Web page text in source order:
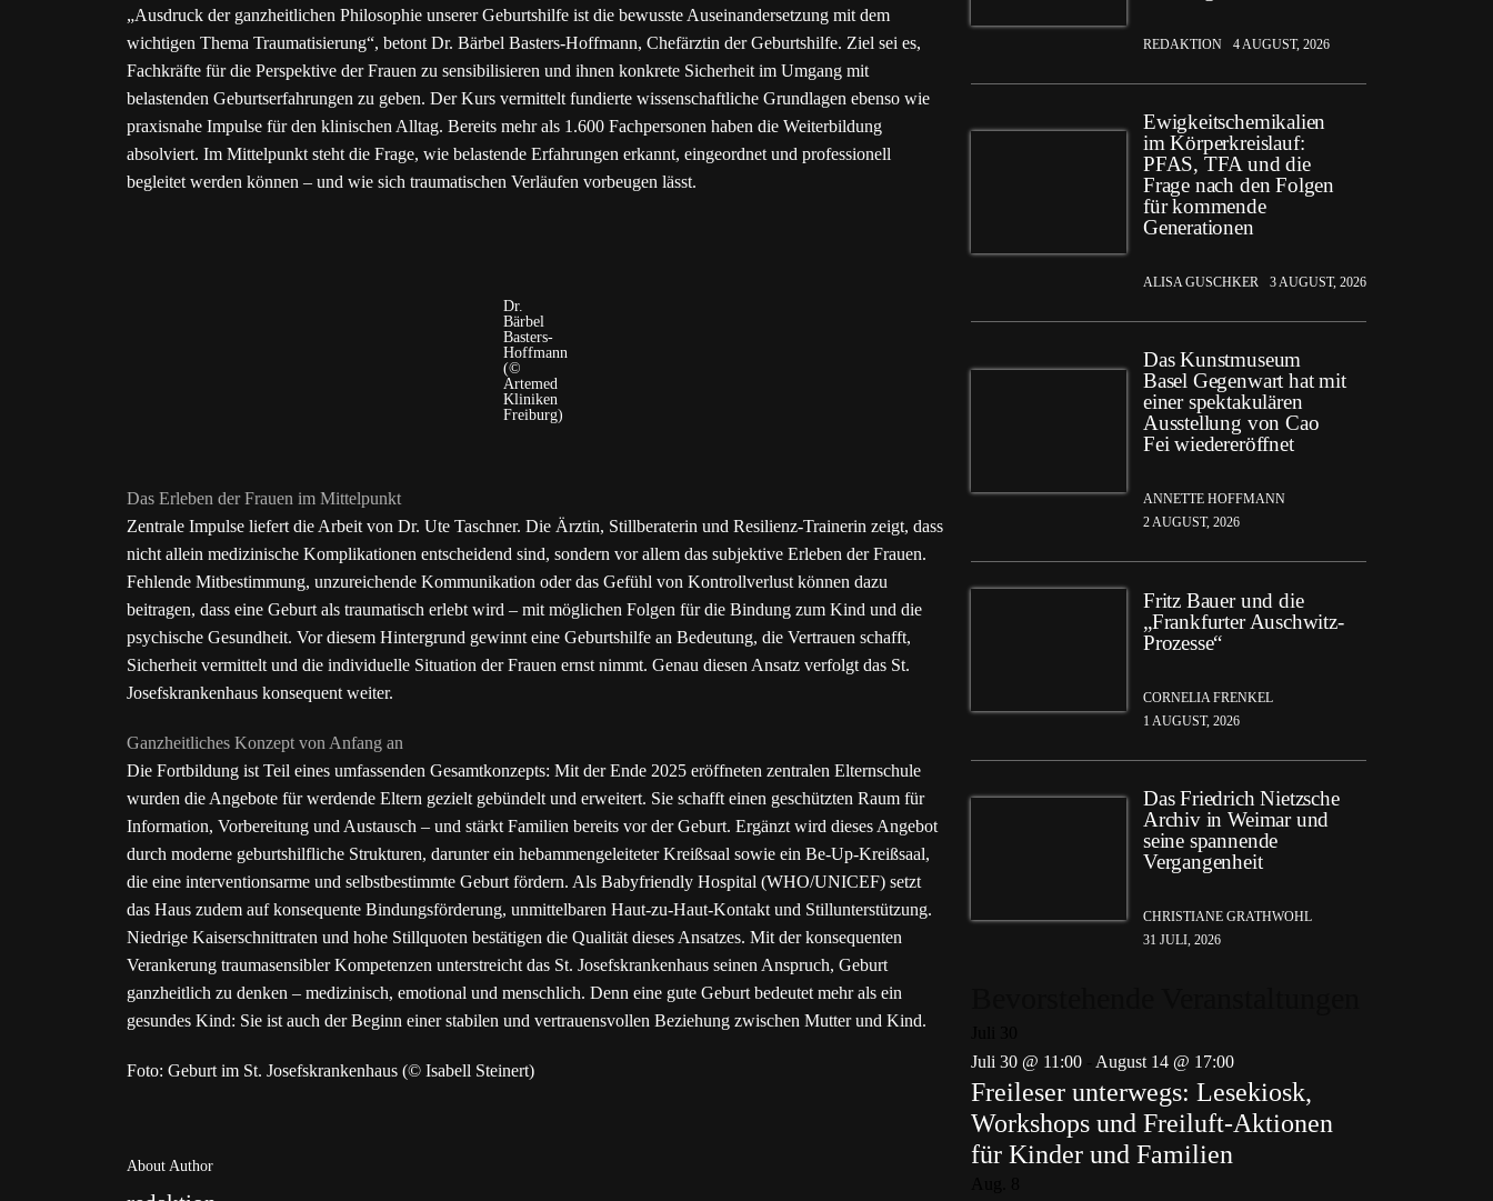
„Ausdruck der ganzheitlichen Philosophie unserer Geburtshilfe ist die bewusste Auseinandersetzung mit dem
wichtigen Thema Traumatisierung“, betont Dr. Bärbel Basters-Hoffmann, Chefärztin der Geburtshilfe. Ziel sei es,
Fachkräfte für die Perspektive der Frauen zu sensibilisieren und ihnen konkrete Sicherheit im Umgang mit
belastenden Geburtserfahrungen zu geben. Der Kurs vermittelt fundierte wissenschaftliche Grundlagen ebenso wie
praxisnahe Impulse für den klinischen Alltag. Bereits mehr als 1.600 Fachpersonen haben die Weiterbildung
absolviert. Im Mittelpunkt steht die Frage, wie belastende Erfahrungen erkannt, eingeordnet und professionell
begleitet werden können – und wie sich traumatischen Verläufen vorbeugen lässt.
Dr.
Bärbel
Basters-
Hoffmann
(©
Artemed
Kliniken
Freiburg)
Das Erleben der Frauen im Mittelpunkt
Zentrale Impulse liefert die Arbeit von Dr. Ute Taschner. Die Ärztin, Stillberaterin und Resilienz-Trainerin zeigt, dass
nicht allein medizinische Komplikationen entscheidend sind, sondern vor allem das subjektive Erleben der Frauen.
Fehlende Mitbestimmung, unzureichende Kommunikation oder das Gefühl von Kontrollverlust können dazu
beitragen, dass eine Geburt als traumatisch erlebt wird – mit möglichen Folgen für die Bindung zum Kind und die
psychische Gesundheit. Vor diesem Hintergrund gewinnt eine Geburtshilfe an Bedeutung, die Vertrauen schafft,
Sicherheit vermittelt und die individuelle Situation der Frauen ernst nimmt. Genau diesen Ansatz verfolgt das St.
Josefskrankenhaus konsequent weiter.
Ganzheitliches Konzept von Anfang an
Die Fortbildung ist Teil eines umfassenden Gesamtkonzepts: Mit der Ende 2025 eröffneten zentralen Elternschule
wurden die Angebote für werdende Eltern gezielt gebündelt und erweitert. Sie schafft einen geschützten Raum für
Information, Vorbereitung und Austausch – und stärkt Familien bereits vor der Geburt. Ergänzt wird dieses Angebot
durch moderne geburtshilfliche Strukturen, darunter ein hebammengeleiteter Kreißsaal sowie ein Be-Up-Kreißsaal,
die eine interventionsarme und selbstbestimmte Geburt fördern. Als Babyfriendly Hospital (WHO/UNICEF) setzt
das Haus zudem auf konsequente Bindungsförderung, unmittelbaren Haut-zu-Haut-Kontakt und Stillunterstützung.
Niedrige Kaiserschnittraten und hohe Stillquoten bestätigen die Qualität dieses Ansatzes. Mit der konsequenten
Verankerung traumasensibler Kompetenzen unterstreicht das St. Josefskrankenhaus seinen Anspruch, Geburt
ganzheitlich zu denken – medizinisch, emotional und menschlich. Denn eine gute Geburt bedeutet mehr als ein
gesundes Kind: Sie ist auch der Beginn einer stabilen und vertrauensvollen Beziehung zwischen Mutter und Kind.
Foto: Geburt im St. Josefskrankenhaus (© Isabell Steinert)
About Author
REDAKTION 4 AUGUST, 2026
Ewigkeitschemikalien
im Körperkreislauf:
PFAS, TFA und die
Frage nach den Folgen
für kommende
Generationen
ALISA GUSCHKER 3 AUGUST, 2026
Das Kunstmuseum
Basel Gegenwart hat mit
einer spektakulären
Ausstellung von Cao
Fei wiedereröffnet
ANNETTE HOFFMANN
2 AUGUST, 2026
Fritz Bauer und die
„Frankfurter Auschwitz-
Prozesse“
CORNELIA FRENKEL
1 AUGUST, 2026
Das Friedrich Nietzsche
Archiv in Weimar und
seine spannende
Vergangenheit
CHRISTIANE GRATHWOHL
31 JULI, 2026
Juli 30 @ 11:00
August 14 @ 17:00
Freileser unterwegs: Lesekiosk,
Workshops und Freiluft-Aktionen
für Kinder und Familien